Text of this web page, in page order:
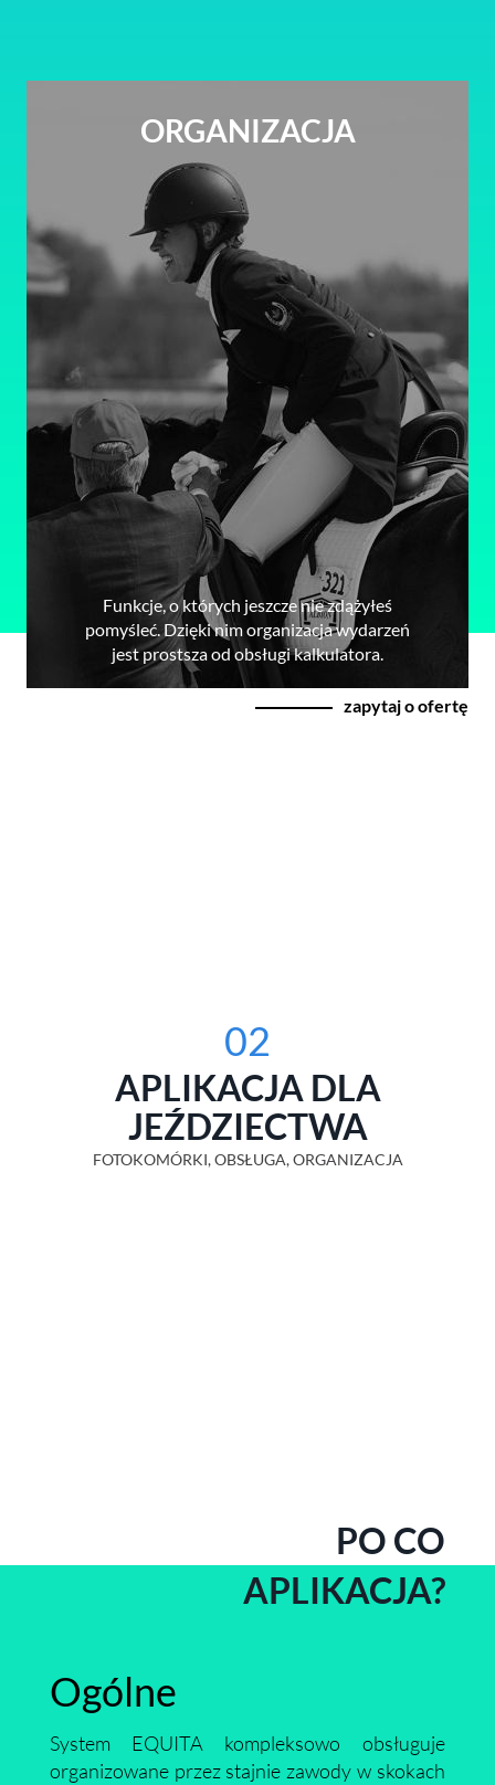
ORGANIZACJA
Funkcje, o których jeszcze nie zdążyłeś
pomyśleć. Dzięki nim organizacja wydarzeń
jest prostsza od obsługi kalkulatora.
zapytaj o ofertę
02
APLIKACJA DLA
JEŹDZIECTWA
FOTOKOMÓRKI, OBSŁUGA, ORGANIZACJA
PO CO
APLIKACJA?
Ogólne
System EQUITA kompleksowo obsługuje
organizowane przez stajnie zawody w skokach